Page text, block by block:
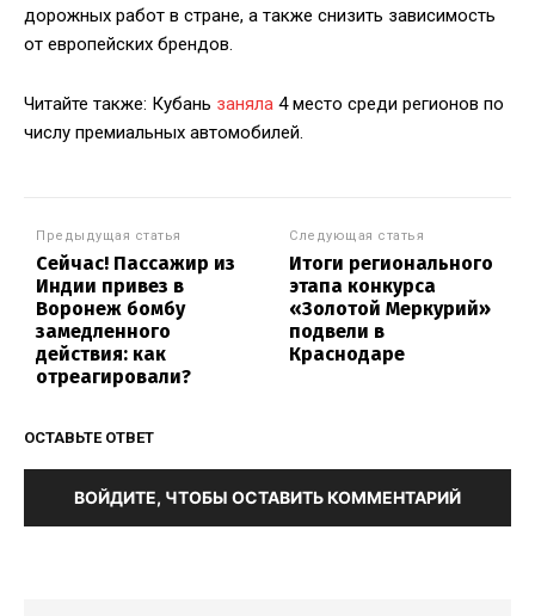
дорожных работ в стране, а также снизить зависимость
от европейских брендов.
Читайте также: Кубань заняла 4 место среди регионов по
числу премиальных автомобилей.
Предыдущая статья
Сейчас! Пассажир из
Индии привез в
Воронеж бомбу
замедленного
действия: как
отреагировали?
Следующая статья
Итоги регионального
этапа конкурса
«Золотой Меркурий»
подвели в
Краснодаре
ОСТАВЬТЕ ОТВЕТ
ВОЙДИТЕ, ЧТОБЫ ОСТАВИТЬ КОММЕНТАРИЙ